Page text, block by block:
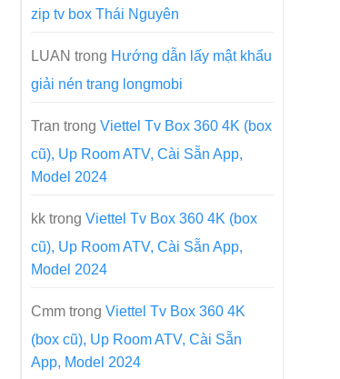
zip tv box Thái Nguyên
LUAN trong Hướng dẫn lấy mật khẩu
giải nén trang longmobi
Tran trong Viettel Tv Box 360 4K (box
cũ), Up Room ATV, Cài Sẵn App,
Model 2024
kk trong Viettel Tv Box 360 4K (box
cũ), Up Room ATV, Cài Sẵn App,
Model 2024
Cmm trong Viettel Tv Box 360 4K
(box cũ), Up Room ATV, Cài Sẵn
App, Model 2024